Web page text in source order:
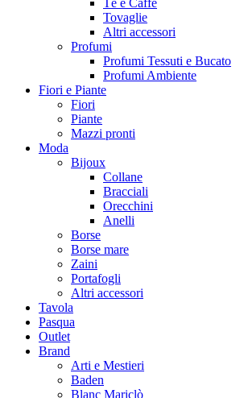
Tovaglie
Altri accessori
Profumi
Profumi Tessuti e Bucato
Profumi Ambiente
Fiori e Piante
Fiori
Piante
Mazzi pronti
Moda
Bijoux
Collane
Bracciali
Orecchini
Anelli
Borse
Borse mare
Zaini
Portafogli
Altri accessori
Tavola
Pasqua
Outlet
Brand
Arti e Mestieri
Baden
Blanc Mariclò